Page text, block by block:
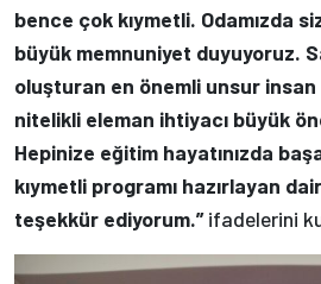
bence çok kıymetli. Odamızda
büyük memnuniyet duyuyoruz.
oluşturan en önemli unsur
nitelikli eleman ihtiyacı büyük
Hepinize eğitim hayatınızda
kıymetli programı hazırlayan
teşekkür ediyorum.”ifadelerini